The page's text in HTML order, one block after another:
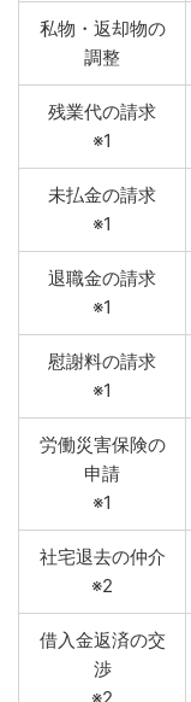
私物・返却物の
調整
残業代の請求
※1
未払金の請求
※1
退職金の請求
※1
慰謝料の請求
※1
労働災害保険の
申請
※1
社宅退去の仲介
※2
借入金返済の交
渉